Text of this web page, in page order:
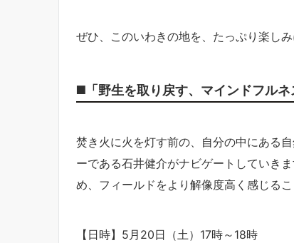
ぜひ、このいわきの地を、たっぷり楽しみ
◼️「野生を取り戻す、マインドフルネ
焚き火に火を灯す前の、自分の中にある
ーである石井健介がナビゲートしていき
め、フィールドをより解像度高く感じる
【日時】5月20日（土）17時～18時